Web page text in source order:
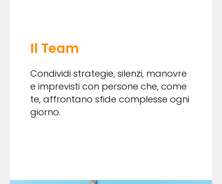
Il Team
Condividi strategie, silenzi, manovre
e imprevisti con persone che, come
te, affrontano sfide complesse ogni
giorno.